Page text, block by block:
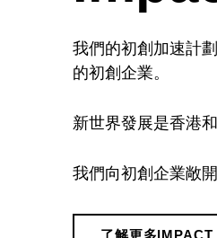
m
p
a
c
我們的初創加速計
的初創企業。
新世界發展是香港
我們向初創企業敞